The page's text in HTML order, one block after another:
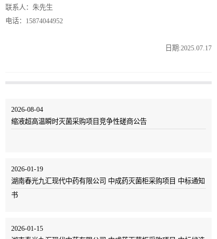
联系人：朱先生
电话：15874044952
日期:2025.07.17
2026-08-04
缩液超高温瞬时灭菌采购项目竞争性磋商公告
2026-01-19
湖南春光九汇现代中药有限公司 中成药灭菌柜采购项目 中标通知
书
2026-01-15